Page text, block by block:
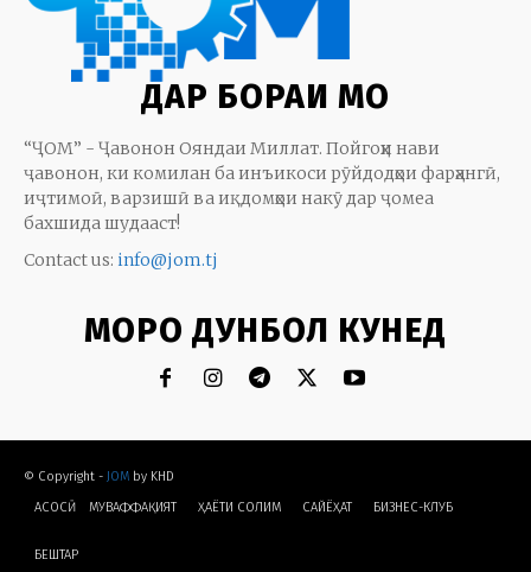
ДАР БОРАИ МО
“ҶОМ” - Ҷавонон Ояндаи Миллат. Пойгоҳи нави
ҷавонон, ки комилан ба инъикоси рӯйдодҳои фарҳангӣ,
иҷтимоӣ, варзишӣ ва иқдомҳои накӯ дар ҷомеа
бахшида шудааст!
Contact us: info@jom.tj
МОРО ДУНБОЛ КУНЕД
© Copyright - JOM by KHD
АСОСӢ
МУВАФФАҚИЯТ ҲАЁТИ СОЛИМ CАЙЁҲАТ БИЗНЕС-КЛУБ
БЕШТАР